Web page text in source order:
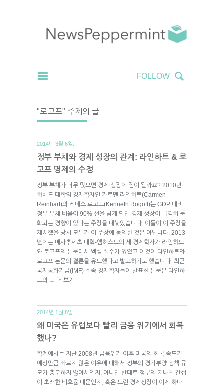
"로고프" 주제의 글
2014년 3월 6일.
정부 부채와 경제 성장의 관계: 라인하트 & 로
고프 명제의 수정
정부 부채가 너무 많으면 경제 성장에 짐이 될까요? 2010년
하버드 대학의 경제학자인 카르멘 라인하트(Carmen
Reinhart)와 케네스 로고프(Kenneth Rogoff)는 GDP 대비
정부 부채 비율이 90% 선을 넘게 되면 경제 성장이 급격히 둔
화되는 경향이 있다는 주장을 내놓았습니다. 이들이 이 주장을
제시했을 당시 모두가 이 주장에 동의한 것은 아닙니다. 2013
년에는 메사추세츠 대학-엠허스트의 세 경제학자가 라인하트
와 로고프의 논문에서 엑셀 실수가 있었고 이것이 라인하트와
로고프 논문의 결론을 유도했다고 발표하기도 했습니다. 최근
국제통화기금(IMF) 소속 경제학자들이 발표한 논문은 라인하
트와 → 더 보기
2014년 1월 8일.
왜 미국은 유럽보다 빨리 금융 위기에서 회복
했나?
학계에서는 지난 2008년 금융위기 이후 미국의 회복 속도가
예상만큼 빠르지 않은 이유에 대해서 정부의 경기부양 정책 규
모가 충분하지 않아서인지, 아니면 반대로 정부의 지나친 간섭
이 초래한 비효율 때문인지, 혹은 느린 경제성장이 이제 하나